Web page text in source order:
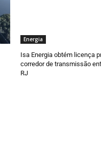
Energia
Isa Energia obtém licença
corredor de transmissão
RJ